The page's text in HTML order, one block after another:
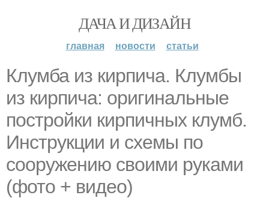
ДАЧА И ДИЗАЙН
главная новости статьи
Клумба из кирпича. Клумбы
из кирпича: оригинальные
постройки кирпичных клумб.
Инструкции и схемы по
сооружению своими руками
(фото + видео)